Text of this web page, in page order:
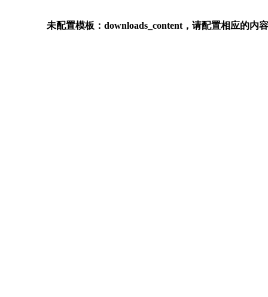
未配置模板：downloads_content，请配置相应的内